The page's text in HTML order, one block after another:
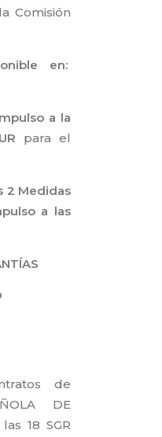
Comisión
en:
a la
para el
2 Medidas
a las
de
DE
18 SGR